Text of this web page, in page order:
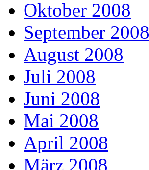
Oktober 2008
September 2008
August 2008
Juli 2008
Juni 2008
Mai 2008
April 2008
März 2008